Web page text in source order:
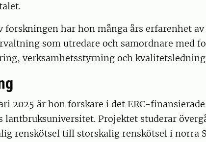
forskningen har hon många års erfarenhet
som utredare och samordnare med
verksamhetsstyrning och
2025 är hon forskare i det ERC-
lantbruksuniversitet. Projektet studerar
renskötsel till storskalig renskötsel i norra